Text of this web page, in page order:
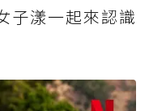
子漾一起來認識